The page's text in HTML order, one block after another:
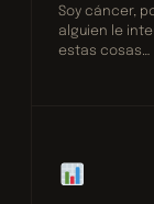
Soy cáncer,
alguien le
estas cosas…